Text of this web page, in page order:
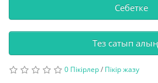
Себетке
Тез сатып
0 Пікірлер/ Пікір жазу